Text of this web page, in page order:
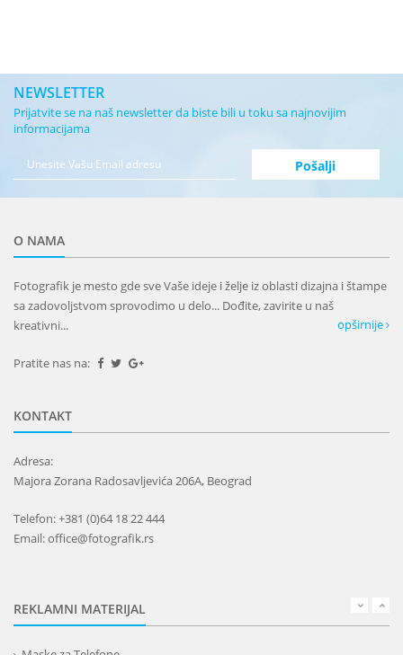
NEWSLETTER
Prijatvite se na naš newsletter da biste bili u toku sa najnovijim
informacijama
O NAMA
Fotografik je mesto gde sve Vaše ideje i želje iz oblasti dizajna i štampe
sa zadovoljstvom sprovodimo u delo... Dođite, zavirite u naš
kreativni...
opširnije
Pratite nas na:
KONTAKT
Adresa:
Majora Zorana Radosavljevića 206A, Beograd
Telefon: +381 (0)64 18 22 444
Email: office@fotografik.rs
REKLAMNI MATERIJAL